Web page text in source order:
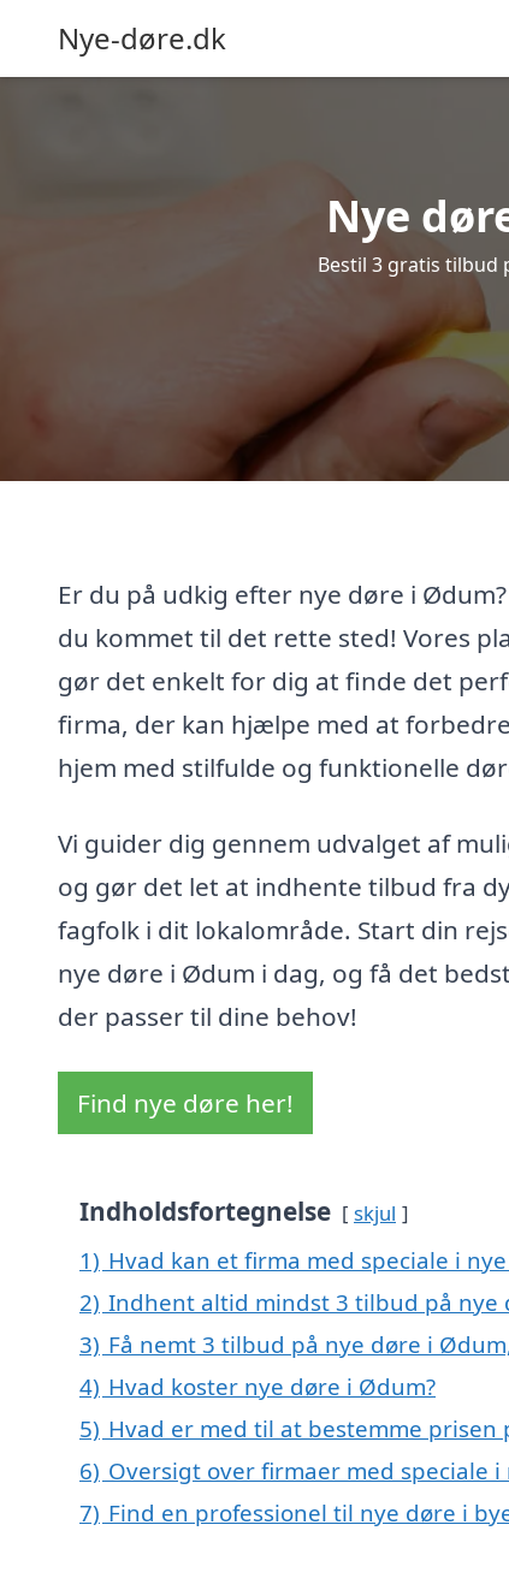
Nye-døre.dk
Nye
Bestil 3 gratis tilbud
Er du på udkig efter nye døre i Ødum?
du kommet til det rette sted! Vores
gør det enkelt for dig at finde det
firma, der kan hjælpe med at
hjem med stilfulde og funktionelle
Vi guider dig gennem udvalget af
og gør det let at indhente tilbud fra
fagfolk i dit lokalområde. Start din
nye døre i Ødum i dag, og få det
der passer til dine behov!
Find nye døre her!
Indholdsfortegnelse skjul
1) Hvad kan et firma med speciale i
2) Indhent altid mindst 3 tilbud på nye
3) Få nemt 3 tilbud på nye døre i
4) Hvad koster nye døre i Ødum?
5) Hvad er med til at bestemme prisen
6) Oversigt over firmaer med speciale
7) Find en professionel til nye døre i